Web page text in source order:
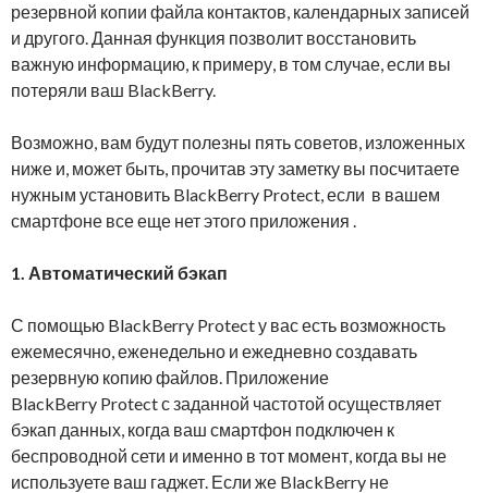
резервной копии файла контактов, календарных записей
и другого. Данная функция позволит восстановить
важную информацию, к примеру, в том случае, если вы
потеряли ваш BlackBerry.
Возможно, вам будут полезны пять советов, изложенных
ниже и, может быть, прочитав эту заметку вы посчитаете
нужным установить BlackBerry Protect, если в вашем
смартфоне все еще нет этого приложения .
1. Автоматический бэкап
С помощью BlackBerry Protect у вас есть возможность
ежемесячно, еженедельно и ежедневно создавать
резервную копию файлов. Приложение
BlackBerry Protect с заданной частотой осуществляет
бэкап данных, когда ваш смартфон подключен к
беспроводной сети и именно в тот момент, когда вы не
используете ваш гаджет. Если же BlackBerry не